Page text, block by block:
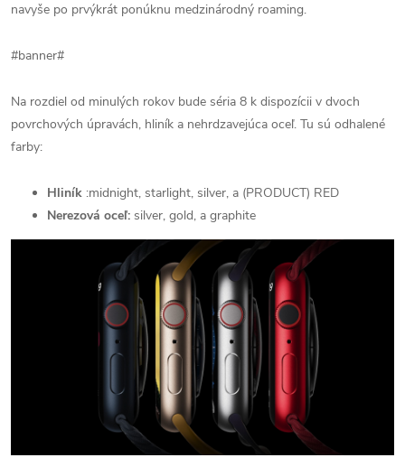
navyše po prvýkrát ponúknu medzinárodný roaming.
#banner#
Na rozdiel od minulých rokov bude séria 8 k dispozícii v dvoch
povrchových úpravách, hliník a nehrdzavejúca oceľ. Tu sú odhalené
farby:
Hliník :midnight, starlight, silver, a (PRODUCT) RED
Nerezová oceľ: silver, gold, a graphite